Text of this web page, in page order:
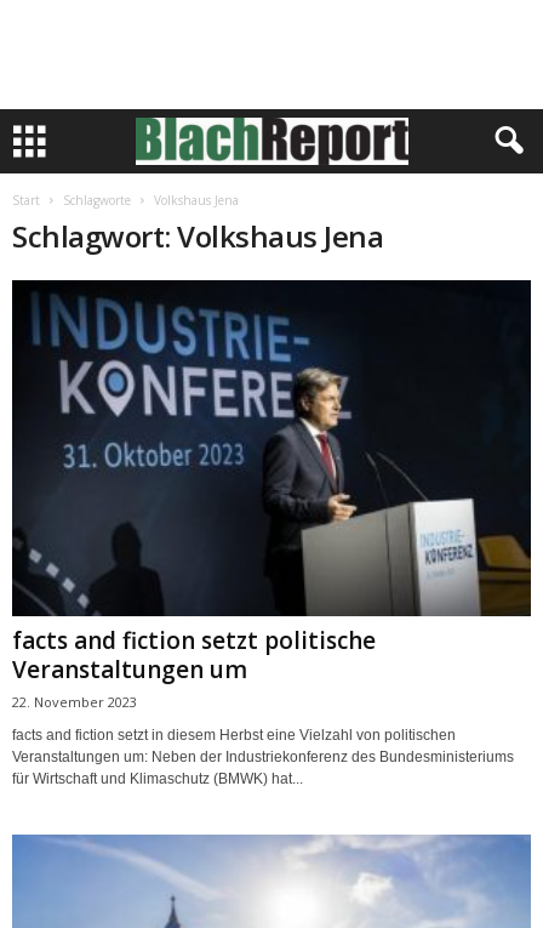
Start Schlagworte Volkshaus Jena
Schlagwort: Volkshaus Jena
facts and fiction setzt politische
Veranstaltungen um
22. November 2023
facts and fiction setzt in diesem Herbst eine Vielzahl von politischen
Veranstaltungen um: Neben der Industriekonferenz des Bundesministeriums
für Wirtschaft und Klimaschutz (BMWK) hat...